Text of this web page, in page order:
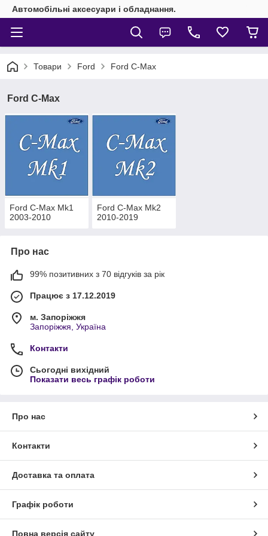
Автомобільні аксесуари і обладнання.
Товари Ford Ford C-Max
Ford C-Max
Ford C-Max Mk1
2003-2010
Ford C-Max Mk2
2010-2019
Про нас
99% позитивних з 70 відгуків за рік
Працює з 17.12.2019
м. Запоріжжя
Запоріжжя, Україна
Контакти
Сьогодні вихідний
Показати весь графік роботи
Про нас
Контакти
Доставка та оплата
Графік роботи
Повна версія сайту